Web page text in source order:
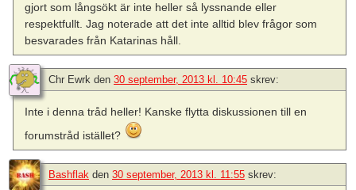
gjort som långsökt är inte heller så lyssnande eller
respektfullt. Jag noterade att det inte alltid blev frågor som
besvarades från Katarinas håll.
Chr Ewrk den 30 september, 2013 kl. 10:45 skrev:
Inte i denna tråd heller! Kanske flytta diskussionen till en
forumstråd istället?
Bashflak den 30 september, 2013 kl. 11:55 skrev: